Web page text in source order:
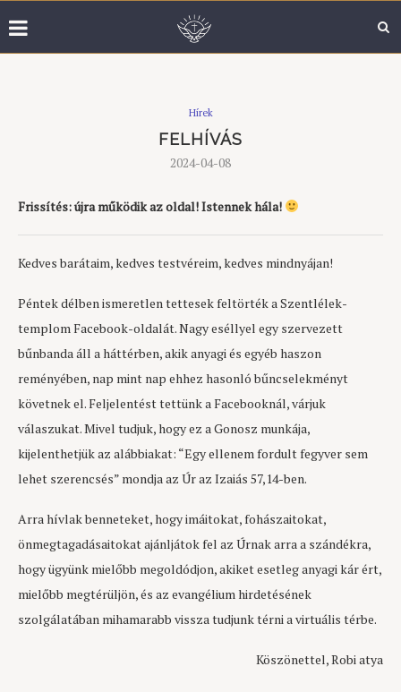
Hírek
FELHÍVÁS
2024-04-08
Frissítés: újra működik az oldal! Istennek hála!
Kedves barátaim, kedves testvéreim, kedves mindnyájan!
Péntek délben ismeretlen tettesek feltörték a Szentlélek-
templom Facebook-oldalát. Nagy eséllyel egy szervezett
bűnbanda áll a háttérben, akik anyagi és egyéb haszon
reményében, nap mint nap ehhez hasonló bűncselekményt
követnek el. Feljelentést tettünk a Facebooknál, várjuk
válaszukat. Mivel tudjuk, hogy ez a Gonosz munkája,
kijelenthetjük az alábbiakat: “Egy ellenem fordult fegyver sem
lehet szerencsés” mondja az Úr az Izaiás 57,14-ben.
Arra hívlak benneteket, hogy imáitokat, fohászaitokat,
önmegtagadásaitokat ajánljátok fel az Úrnak arra a szándékra,
hogy ügyünk mielőbb megoldódjon, akiket esetleg anyagi kár ért,
mielőbb megtérüljön, és az evangélium hirdetésének
szolgálatában mihamarabb vissza tudjunk térni a virtuális térbe.
Köszönettel, Robi atya